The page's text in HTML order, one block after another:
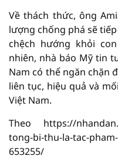
Về thách thức, ông
lượng chống phá sẽ
chệch hướng khỏi
nhiên, nhà báo Mỹ tin
Nam có thể ngăn chặn
liên tục, hiệu quả và
Việt Nam.
Theo https://
tong-bi-thu-la-tac-
653255/